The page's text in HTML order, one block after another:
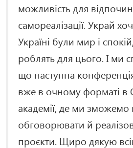
можливість для
самореалізації. Украй
Україні були мир і
роблять для цього. І ми
що наступна
вже в очному форматі в
академії, де ми
обговорювати й
проєкти. Щиро дякую